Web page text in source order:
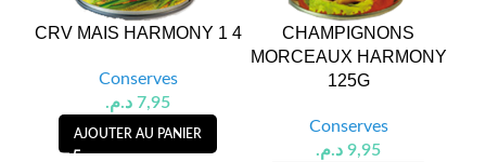
CRV MAIS HARMONY 1 4
Conserves
7,95 د.م.
AJOUTER AU PANIER
CHAMPIGNONS
MORCEAUX HARMONY
125G
Conserves
9,95 د.م.